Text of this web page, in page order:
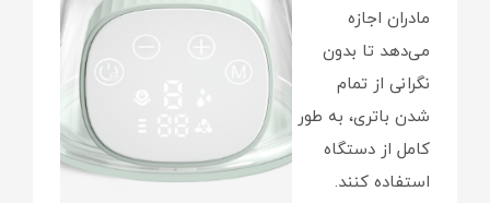
مادران اجازه
می‌دهد تا بدون
نگرانی از تمام
شدن باتری، به طور
کامل از دستگاه
استفاده کنند.